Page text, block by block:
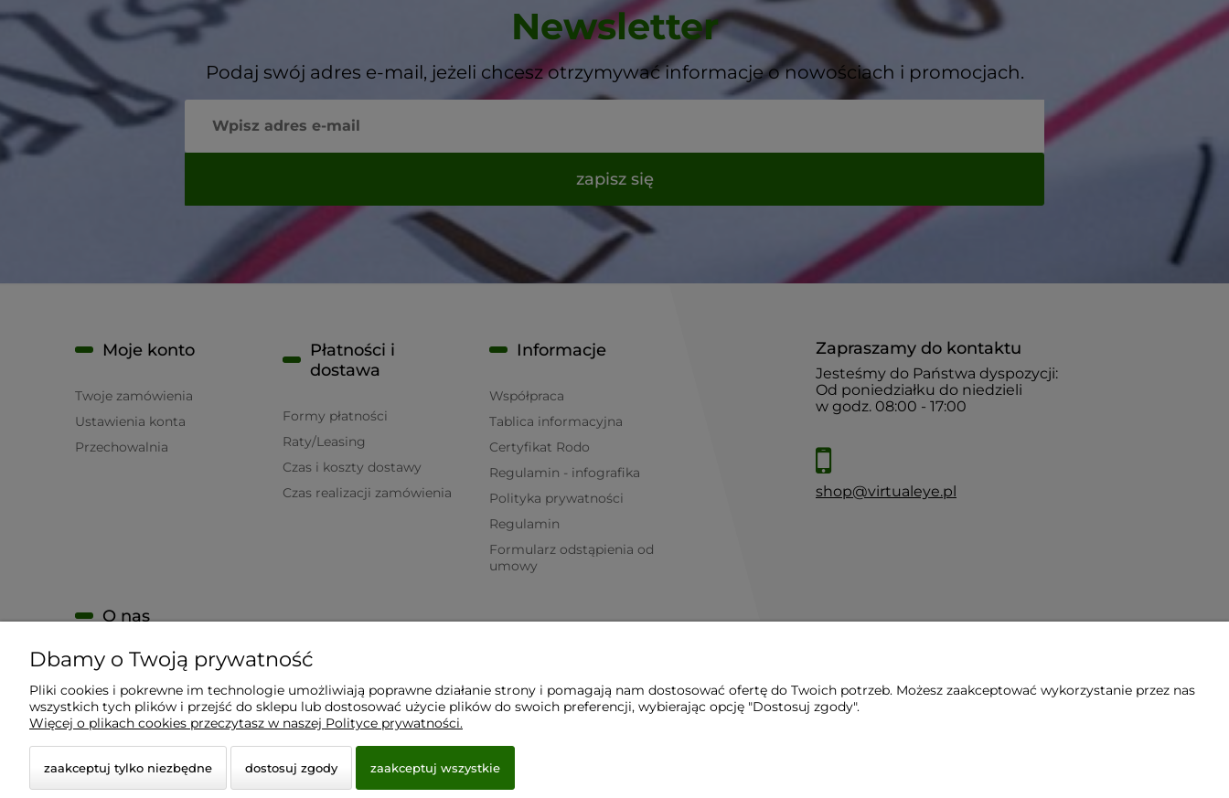
Newsletter
Podaj swój adres e-mail, jeżeli chcesz otrzymywać informacje o nowościach i promocjach.
zapisz się
Zapraszamy do kontaktu
Jesteśmy do Państwa dyspozycji:
Od poniedziałku do niedzieli
w godz. 08:00 - 17:00
shop@virtualeye.pl
Moje konto
Twoje zamówienia
Ustawienia konta
Przechowalnia
Płatności i
dostawa
Formy płatności
Raty/Leasing
Czas i koszty dostawy
Czas realizacji zamówienia
Informacje
Współpraca
Tablica informacyjna
Certyfikat Rodo
Regulamin - infografika
Polityka prywatności
Regulamin
Formularz odstąpienia od
umowy
O nas
KONTAKT
O firmie
Nagrody i wyróżnienia
Dbamy o Twoją prywatność
Pliki cookies i pokrewne im technologie umożliwiają poprawne działanie strony i pomagają nam dostosować ofertę do Twoich potrzeb. Możesz zaakceptować wykorzystanie przez nas
wszystkich tych plików i przejść do sklepu lub dostosować użycie plików do swoich preferencji, wybierając opcję "Dostosuj zgody".
Więcej o plikach cookies przeczytasz w naszej Polityce prywatności.
zaakceptuj tylko niezbędne dostosuj zgody zaakceptuj wszystkie